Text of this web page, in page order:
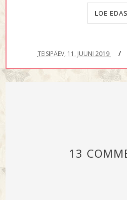
LOE
TEISIPÄEV, 11. JUUNI 2019 /
13